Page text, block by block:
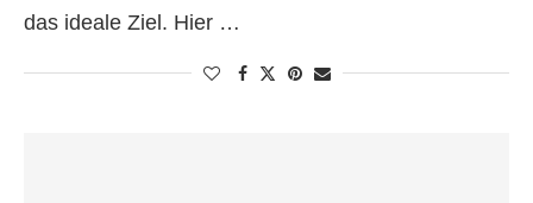
das ideale Ziel. Hier …